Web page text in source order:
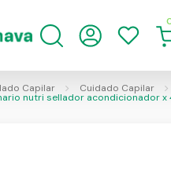
Capilar Cuidado Capilar
nutri sellador acondicionador x